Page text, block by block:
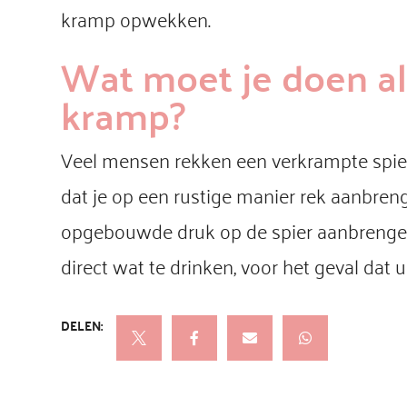
kramp opwekken.
Wat moet je doen
kramp?
Veel mensen rekken een verkrampte
dat je op een rustige manier rek
opgebouwde druk op de spier
direct wat te drinken, voor het geval dat
